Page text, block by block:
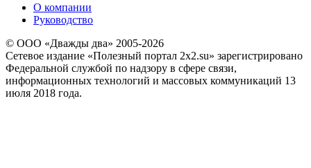
О компании
Руководство
© ООО «Дважды два» 2005-2026
Сетевое издание «Полезный портал 2x2.su» зарегистрировано
Федеральной службой по надзору в сфере связи,
информационных технологий и массовых коммуникаций 13
июля 2018 года.